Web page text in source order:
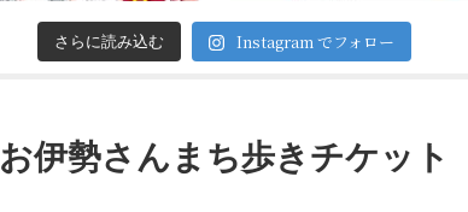
さらに読み込む Instagram でフォロー
お伊勢さんまち歩きチケット